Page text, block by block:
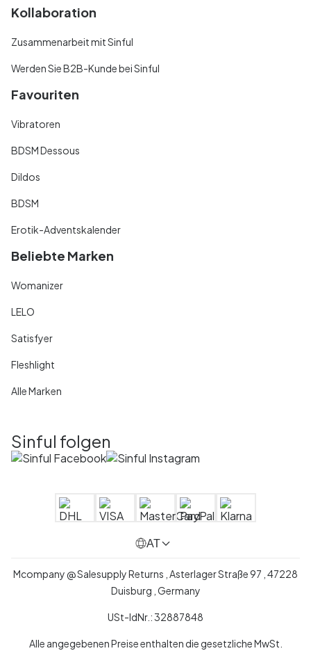
Kollaboration
Zusammenarbeit mit Sinful
Werden Sie B2B-Kunde bei Sinful
Favouriten
Vibratoren
BDSM Dessous
Dildos
BDSM
Erotik-Adventskalender
Beliebte Marken
Womanizer
LELO
Satisfyer
Fleshlight
Alle Marken
Sinful folgen
AT
Mcompany @ Salesupply Returns , Asterlager Straße 97 , 47228
Duisburg , Germany
USt-IdNr.: 32887848
Alle angegebenen Preise enthalten die gesetzliche MwSt.